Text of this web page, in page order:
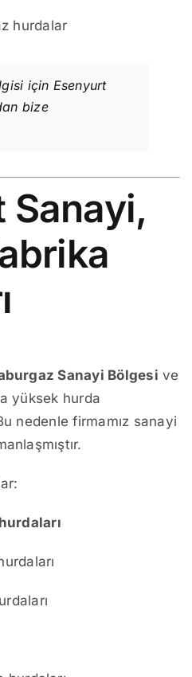
hurdalar
için Esenyurt
bize
Sanayi,
Sanayi Bölgesi ve
yüksek hurda
nedenle firmamız sanayi